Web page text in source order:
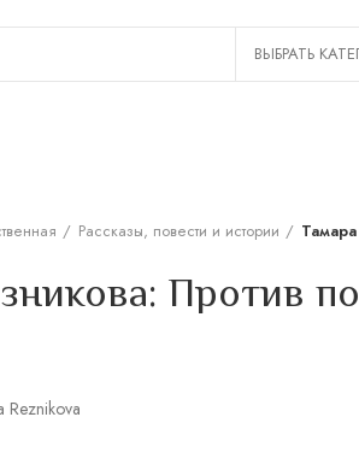
Рассказы, повести и истории
Против
Reznikova